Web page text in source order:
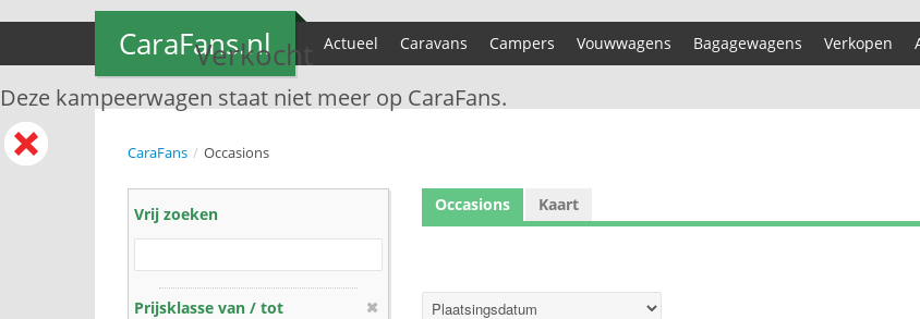
CaraFans.nl Actueel Caravans Campers Vouwwagens Bagagewagens Verkopen
CaraFans / Occasions
Vrij zoeken
Prijsklasse van / tot
Occasions Kaart
Verkocht
Deze kampeerwagen staat niet meer op CaraFans.